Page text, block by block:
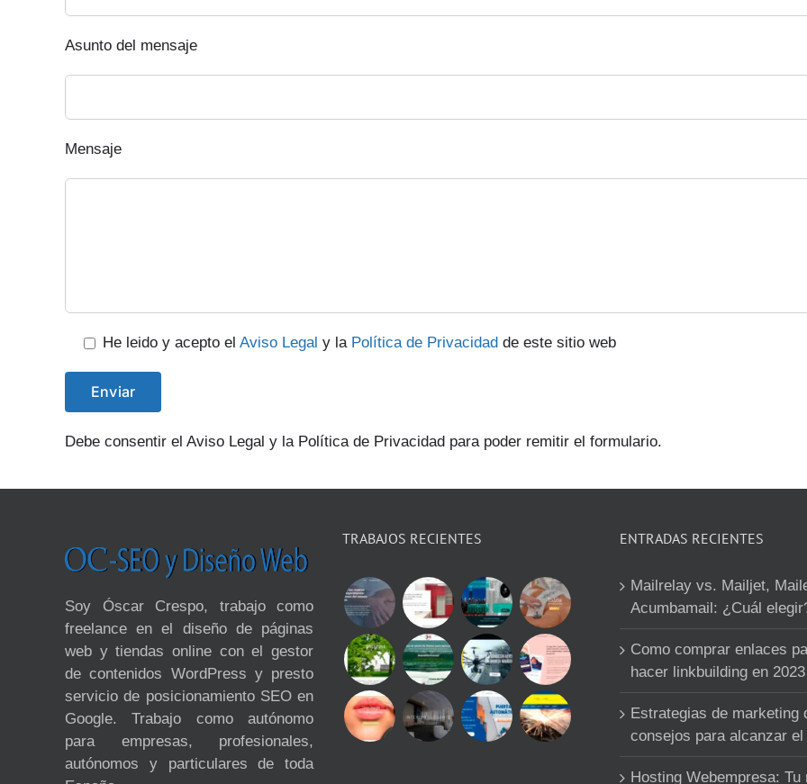
Asunto del mensaje
Mensaje
He leido y acepto el Aviso Legal y la Política de Privacidad de este sitio web
Debe consentir el Aviso Legal y la Política de Privacidad para poder remitir el formulario.
Soy Óscar Crespo, trabajo como
freelance en el diseño de páginas
web y tiendas online con el gestor
de contenidos WordPress y presto
servicio de posicionamiento SEO en
Google. Trabajo como autónomo
para empresas, profesionales,
autónomos y particulares de toda
TRABAJOS RECIENTES ENTRADAS RECIENTES
Mailrelay vs. Mailjet,
Acumbamail: ¿Cuál
Como comprar enlaces
hacer linkbuilding en 2023
Estrategias de marketing
consejos para alcanzar
Hosting Webempresa: Tu